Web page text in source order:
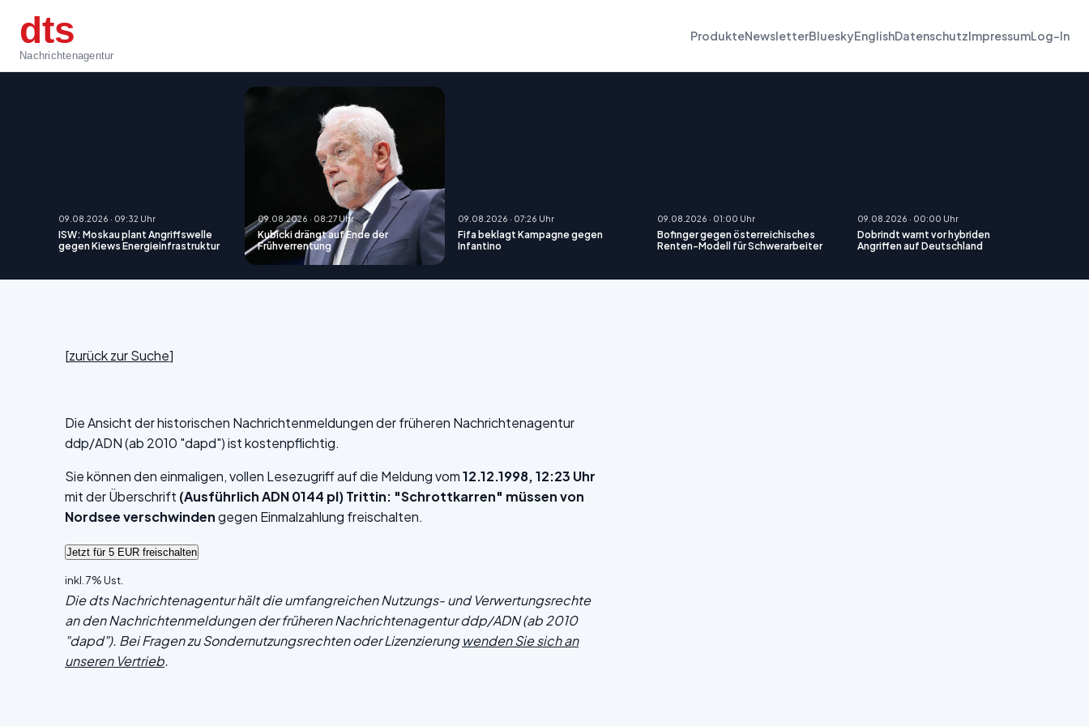
dts
Nachrichtenagentur
ProdukteNewsletterBlueskyEnglishDatenschutzImpressumLog-In
09.08.2026 · 09:32 Uhr
ISW: Moskau plant Angriffswelle
gegen Kiews Energieinfrastruktur
09.08.2026 · 08:27 Uhr
Kubicki drängt auf Ende der
Frühverrentung
09.08.2026 · 07:26 Uhr
Fifa beklagt Kampagne gegen
Infantino
09.08.2026 · 01:00 Uhr
Bofinger gegen österreichisches
Renten-Modell für Schwerarbeiter
09.08.2026 · 00:00 Uhr
Dobrindt warnt vor hybriden
Angriffen auf Deutschland
[zurück zur Suche]
Die Ansicht der historischen Nachrichtenmeldungen der früheren Nachrichtenagentur
ddp/ADN (ab 2010 "dapd") ist kostenpflichtig.
Sie können den einmaligen, vollen Lesezugriff auf die Meldung vom12.12.1998, 12:23 Uhr
mit der Überschrift (Ausführlich ADN 0144 pl) Trittin: "Schrottkarren" müssen von
Nordsee verschwindengegen Einmalzahlung freischalten.
inkl. 7% Ust.
Die dts Nachrichtenagentur hält die umfangreichen Nutzungs- und Verwertungsrechte
an den Nachrichtenmeldungen der früheren Nachrichtenagentur ddp/ADN (ab 2010
"dapd"). Bei Fragen zu Sondernutzungsrechten oder Lizenzierungwenden Sie sich an
unseren Vertrieb.